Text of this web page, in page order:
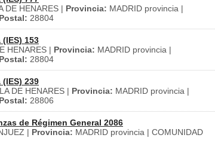
DE HENARES | Provincia: MADRID provincia |
28804
153
HENARES | Provincia: MADRID provincia |
28804
239
DE HENARES | Provincia: MADRID provincia |
28806
de Régimen General 2086
| Provincia: MADRID provincia | COMUNIDAD